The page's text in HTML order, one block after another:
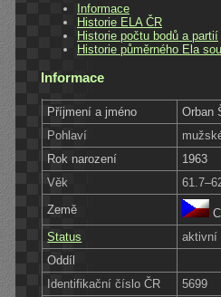
Informace
Historie ELA ČR
Historie počtu bodů a partií
Historie půměrného Ela
Informace
Příjmení a jméno
Orban
Pohlaví
Rok narození
1963
Věk
Země
Status
aktivní
Oddíl
Identifikační číslo ČR
5699